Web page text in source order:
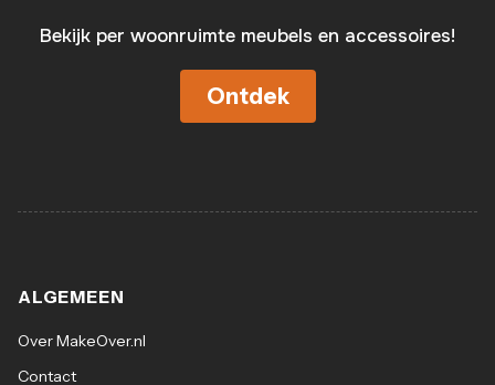
Bekijk per woonruimte meubels en accessoires!
Ontdek
ALGEMEEN
Over MakeOver.nl
Contact